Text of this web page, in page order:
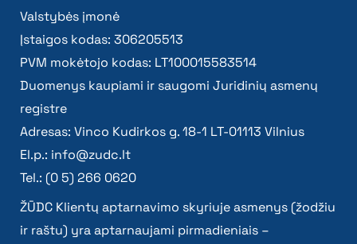
Valstybės įmonė
Įstaigos kodas: 306205513
PVM mokėtojo kodas: LT100015583514
Duomenys kaupiami ir saugomi Juridinių asmenų
registre
Adresas: Vinco Kudirkos g. 18-1 LT-01113 Vilnius
El.p.: info@zudc.lt
Tel.: (0 5) 266 0620
ŽŪDC Klientų aptarnavimo skyriuje asmenys (žodžiu
ir raštu) yra aptarnaujami pirmadieniais –